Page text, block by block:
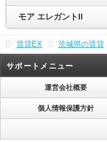
モア エレガントII
賃貸EX 茨城県の賃貸
サポートメニュー
運営会社概要
個人情報保護方針